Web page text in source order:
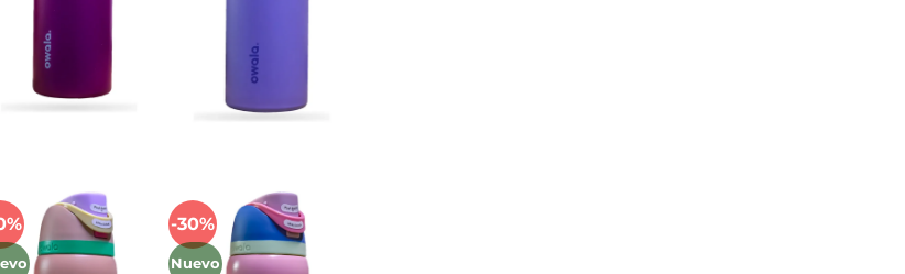
Añadir
a la
-30%
Nuevo
Añadir
a la